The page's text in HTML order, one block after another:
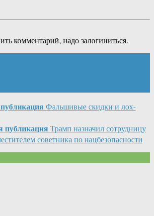
комментарий, надо залогиниться.
Фальшивые скидки и лох-
Трамп назначил сотрудницу
советника по нацбезопасности